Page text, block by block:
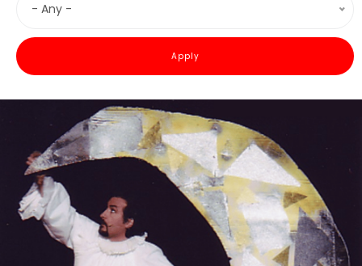
- Any -